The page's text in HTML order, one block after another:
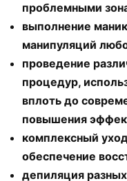
проблемными
выполнение
манипуляций
проведение
процедур,
вплоть до
повышения
комплексный
обеспечение
депиляция